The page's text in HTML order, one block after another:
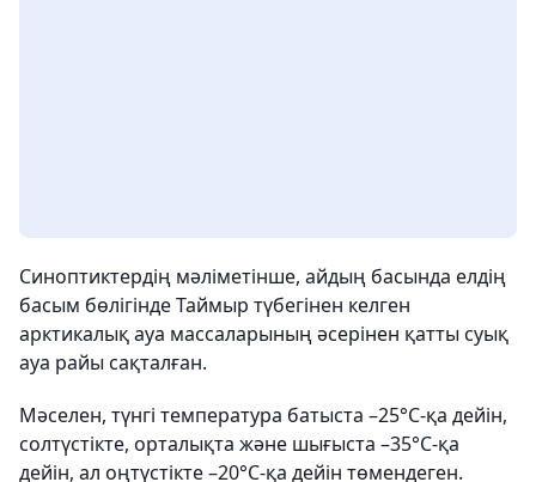
Синоптиктердің мәліметінше, айдың басында елдің
басым бөлігінде Таймыр түбегінен келген
арктикалық ауа массаларының әсерінен қатты суық
ауа райы сақталған.
Мәселен, түнгі температура батыста –25°C-қа дейін,
солтүстікте, орталықта және шығыста –35°C-қа
дейін, ал оңтүстікте –20°C-қа дейін төмендеген.